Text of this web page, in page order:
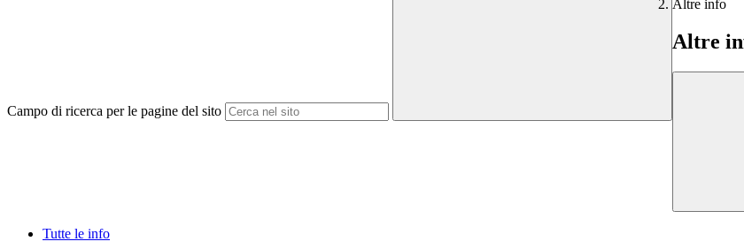
Campo di ricerca per le pagine del sito
Altre info
Altre
Tutte le info